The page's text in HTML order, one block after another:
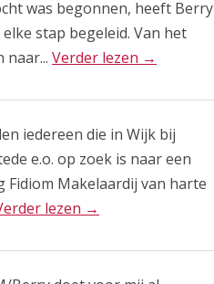
was begonnen, heeft Berry
stap begeleid. Van het
naar... Verder lezen →
iedereen die in Wijk bij
e.o. op zoek is naar een
Fidiom Makelaardij van harte
lezen →